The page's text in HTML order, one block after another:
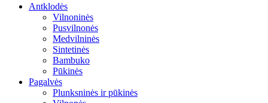
Antklodės
Vilnoninės
Pusvilnonės
Medvilninės
Sintetinės
Bambuko
Pūkinės
Pagalvės
Plunksninės ir pūkinės